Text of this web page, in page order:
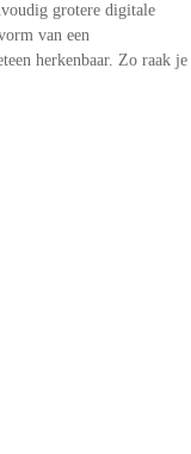
grotere digitale
van een
herkenbaar. Zo raak je